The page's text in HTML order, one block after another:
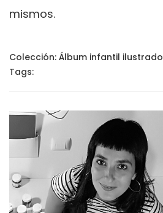
mismos.
Colección: Álbum infantil ilustrado
Tags: